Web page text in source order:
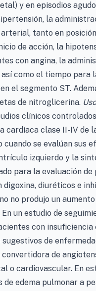
y en episodios
la
tanto en
de acción, la
con angina, la
como el tiempo para
el segmento ST.
de nitroglicerina.
clínicos
cardíaca clase II-IV de
se evalúan sus
izquierdo y la
para la evaluación
diuréticos e
no produjo un
un estudio de
con
de
de
o cardiovascular. En
edema pulmonar a